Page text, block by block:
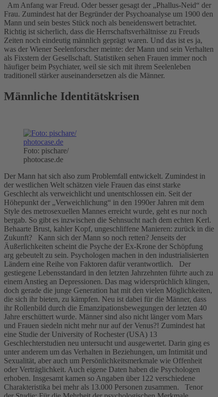
Am Anfang war Freud. Oder besser gesagt der „Phallus-Neid“ der
Frau. Zumindest hat der Begründer der Psychoanalyse um 1900 den
Mann und sein bestes Stück noch als beneidenswert betrachtet.
Richtig ist sicherlich, dass die Herrschaftsverhältnisse zu Freuds
Zeiten noch eindeutig männlich geprägt waren. Und das ist es ja,
was der Wiener Seelenforscher meinte: der Mann und sein Verhalten
als Fixstern der Gesellschaft. Statistiken sehen Frauen immer noch
häufiger beim Psychiater, weil sie sich mit ihrem Seelenleben
traditionell stärker auseinandersetzen als die Männer.
Männliche Identitätskrisen
Foto: pischare/
photocase.de
Der Mann hat sich also zum Problemfall entwickelt. Zumindest in
der westlichen Welt schätzen viele Frauen das einst starke
Geschlecht als verweichlicht und unentschlossen ein. Seit der
Höhepunkt der „Verweichlichung“ in den 1990er Jahren mit dem
Style des metrosexuellen Mannes erreicht wurde, geht es nur noch
bergab. So gibt es inzwischen die Sehnsucht nach dem echten Kerl.
Behaarte Brust, kahler Kopf, ungeschliffene Manieren: zurück in die
Zukunft? Kann sich der Mann so noch retten? Jenseits der
Äußerlichkeiten scheint die Psyche der Ex-Krone der Schöpfung
arg gebeutelt zu sein. Psychologen machen in den industrialisierten
Ländern eine Reihe von Faktoren dafür verantwortlich. Der
gestiegene Lebensstandard in den letzten Jahrzehnten führte auch zu
einem Anstieg an Depressionen. Das mag widersprüchlich klingen,
doch gerade die junge Generation hat mit den vielen Möglichkeiten,
die sich ihr bieten, zu kämpfen. Neu ist dabei für die Männer, dass
ihr Rollenbild durch die Emanzipationsbewegungen der letzten 40
Jahre erschüttert wurde. Männer sind also nicht länger vom Mars
und Frauen siedeln nicht mehr nur auf der Venus?! Zumindest hat
eine Studie der University of Rochester (USA) 13
Geschlechterstudien neu untersucht und ausgewertet. Darin ging es
unter anderem um das Verhalten in Beziehungen, um Intimität und
Sexualität, aber auch um Persönlichkeitsmerkmale wie Offenheit
oder Verträglichkeit. Auch eigene Daten haben die Psychologen
erhoben. Insgesamt kamen so Angaben über 122 verschiedene
Charakteristika bei mehr als 13.000 Personen zusammen. Tenor